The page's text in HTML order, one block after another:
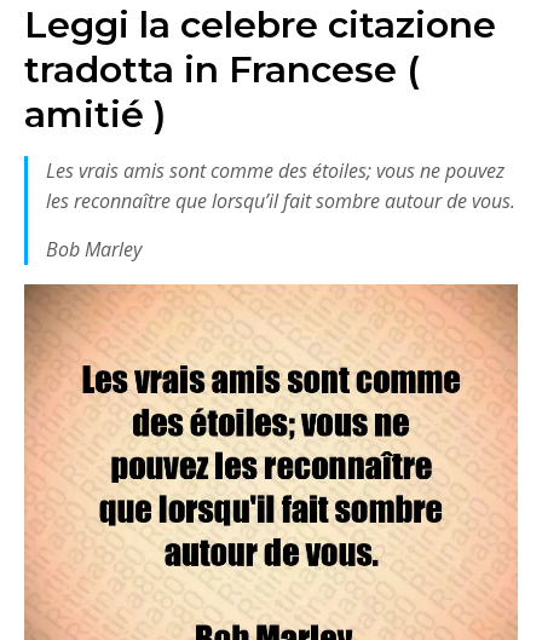
Leggi la celebre citazione
tradotta in Francese (
amitié )
Les vrais amis sont comme des étoiles; vous ne pouvez
les reconnaître que lorsqu’il fait sombre autour de vous.
Bob Marley